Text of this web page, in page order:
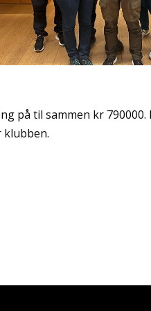
på til sammen kr
klubben.